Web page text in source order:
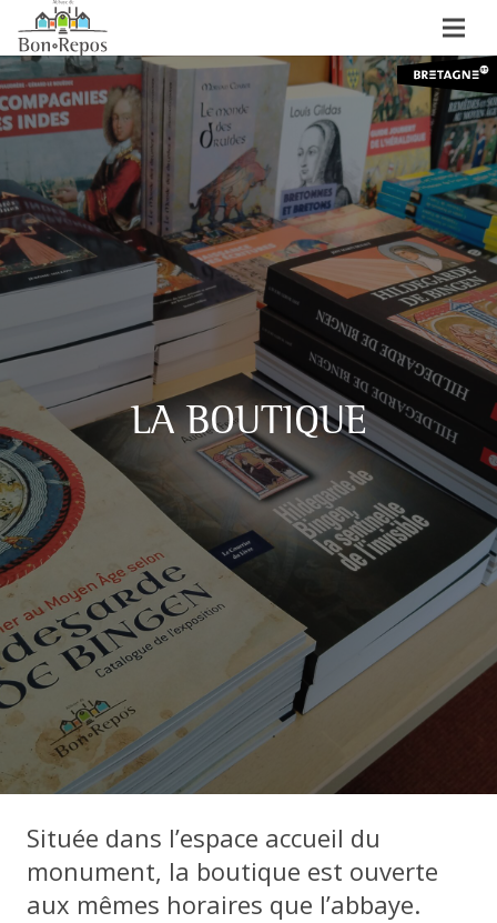
LA BOUTIQUE
Située dans l’espace accueil du
monument, la boutique est ouverte
aux mêmes horaires que l’abbaye.